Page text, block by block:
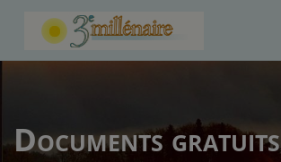
Documents gratuits